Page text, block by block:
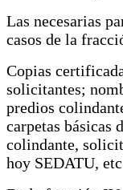
Las necesarias
casos de la
Copias
solicitantes;
predios
carpetas básicas
colindante,
hoy SEDATU,